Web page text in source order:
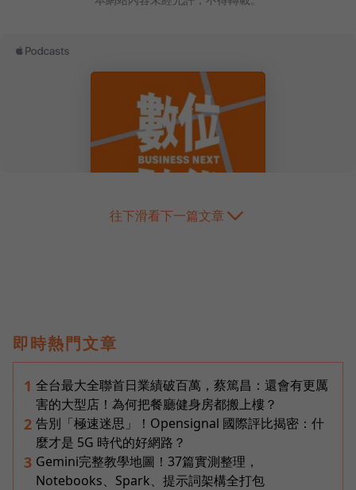
往下滑看下一篇文章
即時熱門文章
1 全台最大全聯首日業績破百萬，蔡篤昌：還會有更厲
害的大型店！為何把餐廳健身房都搬上樓？
2 告別「極速迷思」！Opensignal 國際評比揭密：什
麼才是 5G 時代的好網路？
3 Gemini完整教學地圖！37篇實測整理，
Notebooks、Spark、提示詞架構全打包